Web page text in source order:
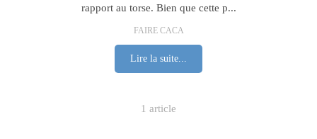
rapport au torse. Bien que cette p...
FAIRE CACA
Lire la suite...
1 article